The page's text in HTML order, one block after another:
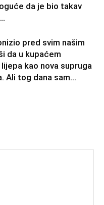
da je bio takav
pred svim našim
da u kupaćem
kao nova supruga
Ali tog dana sam...